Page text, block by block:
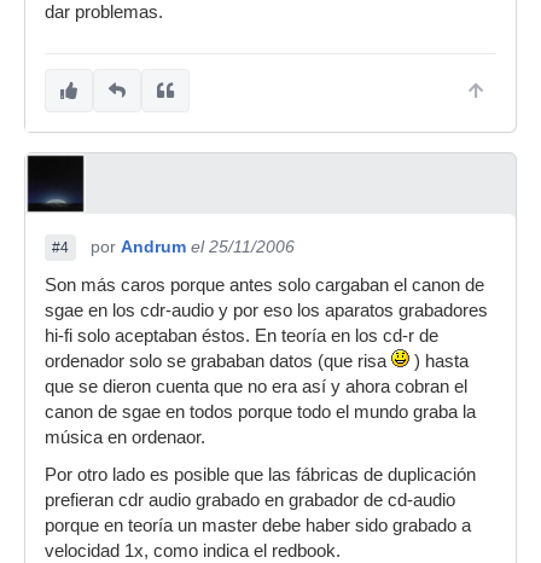
dar problemas.
#4 por Andrum el 25/11/2006
Son más caros porque antes solo cargaban el canon de
sgae en los cdr-audio y por eso los aparatos grabadores
hi-fi solo aceptaban éstos. En teoría en los cd-r de
ordenador solo se grababan datos (que risa
) hasta
que se dieron cuenta que no era así y ahora cobran el
canon de sgae en todos porque todo el mundo graba la
música en ordenaor.
Por otro lado es posible que las fábricas de duplicación
prefieran cdr audio grabado en grabador de cd-audio
porque en teoría un master debe haber sido grabado a
velocidad 1x, como indica el redbook.